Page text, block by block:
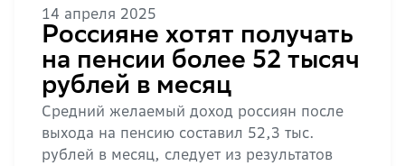
14 апреля 2025
Россияне хотят получать
на пенсии более 52 тысяч
рублей в месяц
Средний желаемый доход россиян после
выхода на пенсию составил 52,3 тыс.
рублей в месяц, следует из результатов